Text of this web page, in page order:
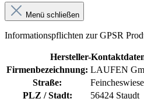
Menü schließen
Informationspflichten zur GPSR
Hersteller-
Firmenbezeichnung: LAUFEN
Straße:
PLZ / Stadt:
56424 Staudt